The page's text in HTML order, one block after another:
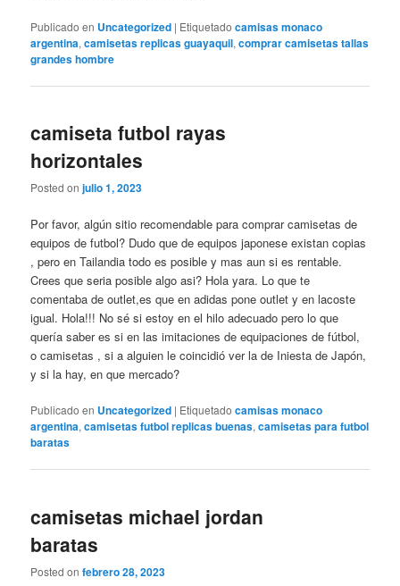
Publicado en Uncategorized | Etiquetado camisas monaco
argentina,camisetas replicas guayaquil,comprar camisetas tallas
grandes hombre
camiseta futbol rayas
horizontales
Posted onjulio 1, 2023
Por favor, algún sitio recomendable para comprar camisetas de
equipos de futbol? Dudo que de equipos japonese existan copias
, pero en Tailandia todo es posible y mas aun si es rentable.
Crees que seria posible algo asi? Hola yara. Lo que te
comentaba de outlet,es que en adidas pone outlet y en lacoste
igual. Hola!!! No sé si estoy en el hilo adecuado pero lo que
quería saber es si en las imitaciones de equipaciones de fútbol,
o camisetas , si a alguien le coincidió ver la de Iniesta de Japón,
y si la hay, en que mercado?
Publicado en Uncategorized | Etiquetado camisas monaco
argentina,camisetas futbol replicas buenas,camisetas para futbol
baratas
camisetas michael jordan
baratas
Posted onfebrero 28, 2023